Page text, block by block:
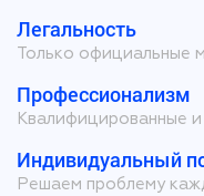
Легальность
Только официальные
Профессионализм
Квалифицированные
Индивидуальный
Решаем проблему